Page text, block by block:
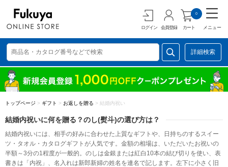
ログイン 会員登録 カート
0
メニュー
詳細検索
トップページ > ギフト > お返しを贈る > 結婚内祝い
結婚内祝いに何を贈る？のし(熨斗)の選び方は？
結婚内祝いには、相手の好みに合わせた上質なギフトや、日持ちのするスイー
ツ・タオル・カタログギフトが人気です。金額の相場は、いただいたお祝いの
半額～3分の1程度が一般的。のしは金銀または紅白10本の結び切りを使い、表
書きは「内祝」、名入れは新郎新婦の姓名を連名で記します。左下に小さく旧